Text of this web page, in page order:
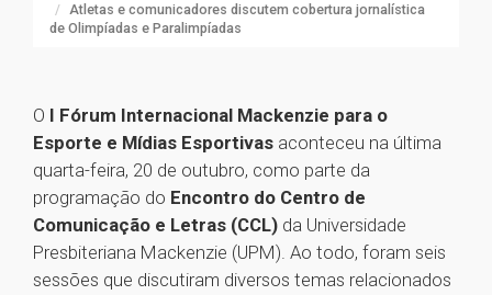
Atletas e comunicadores discutem cobertura jornalística
de Olimpíadas e Paralimpíadas
O I Fórum Internacional Mackenzie para o
Esporte e Mídias Esportivas aconteceu na última
quarta-feira, 20 de outubro, como parte da
programação do Encontro do Centro de
Comunicação e Letras (CCL) da Universidade
Presbiteriana Mackenzie (UPM). Ao todo, foram seis
sessões que discutiram diversos temas relacionados